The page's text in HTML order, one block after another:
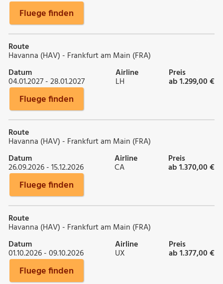
Fluege finden
Route
Havanna (HAV) - Frankfurt am Main (FRA)
Datum
04.01.2027 - 28.01.2027
Airline
LH
Preis
ab 1.299,00 €
Fluege finden
Route
Havanna (HAV) - Frankfurt am Main (FRA)
Datum
26.09.2026 - 15.12.2026
Airline
CA
Preis
ab 1.370,00 €
Fluege finden
Route
Havanna (HAV) - Frankfurt am Main (FRA)
Datum
01.10.2026 - 09.10.2026
Airline
UX
Preis
ab 1.377,00 €
Fluege finden